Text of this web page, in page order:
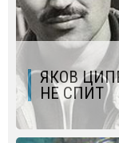
ЯКОВ
НЕ СПИТ